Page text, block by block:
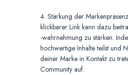
4. Stärkung der
klickbarer Link kann dazu
-wahrnehmung zu stärken.
hochwertige Inhalte teilst und
deiner Marke in Kontakt zu
Community auf.